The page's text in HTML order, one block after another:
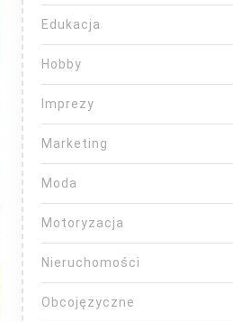
Edukacja
Hobby
Imprezy
Marketing
Moda
Motoryzacja
Nieruchomości
Obcojęzyczne